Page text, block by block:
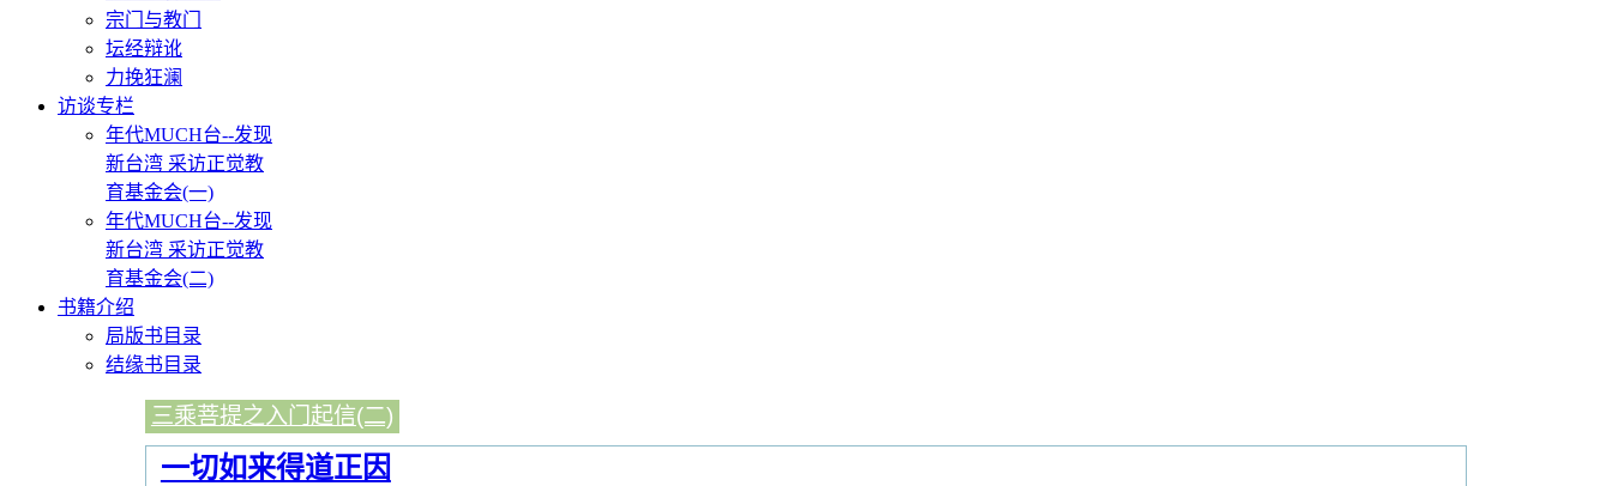
宗门与教门
坛经辩讹
力挽狂澜
访谈专栏
年代MUCH台--发现
新台湾 采访正觉教
育基金会(一)
年代MUCH台--发现
新台湾 采访正觉教
育基金会(二)
书籍介绍
局版书目录
结缘书目录
三乘菩提之入门起信(二)
一切如来得道正因